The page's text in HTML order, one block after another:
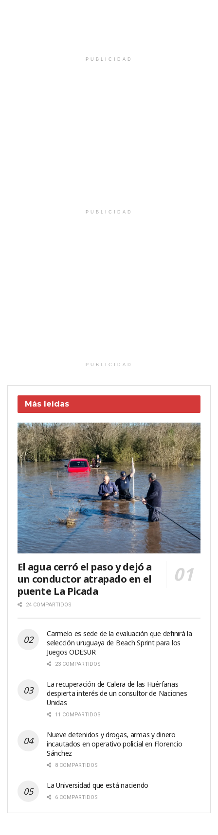
PUBLICIDAD
PUBLICIDAD
PUBLICIDAD
Más leídas
El agua cerró el paso y dejó a
un conductor atrapado en el
puente La Picada
24 COMPARTIDOS
Carmelo es sede de la evaluación que definirá la
selección uruguaya de Beach Sprint para los
Juegos ODESUR
23 COMPARTIDOS
La recuperación de Calera de las Huérfanas
despierta interés de un consultor de Naciones
Unidas
11 COMPARTIDOS
Nueve detenidos y drogas, armas y dinero
incautados en operativo policial en Florencio
Sánchez
8 COMPARTIDOS
La Universidad que está naciendo
6 COMPARTIDOS